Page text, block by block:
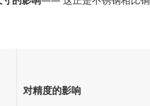
对精度的影响